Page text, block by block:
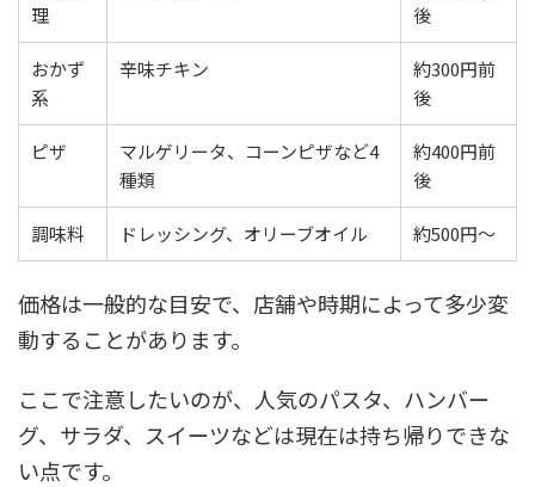
理
後
おかず
系
辛味チキン
約300円前
後
ピザ
マルゲリータ、コーンピザなど4
種類
約400円前
後
調味料 ドレッシング、オリーブオイル 約500円〜
価格は一般的な目安で、店舗や時期によって多少変
動することがあります。
ここで注意したいのが、人気のパスタ、ハンバー
グ、サラダ、スイーツなどは現在は持ち帰りできな
い点です。